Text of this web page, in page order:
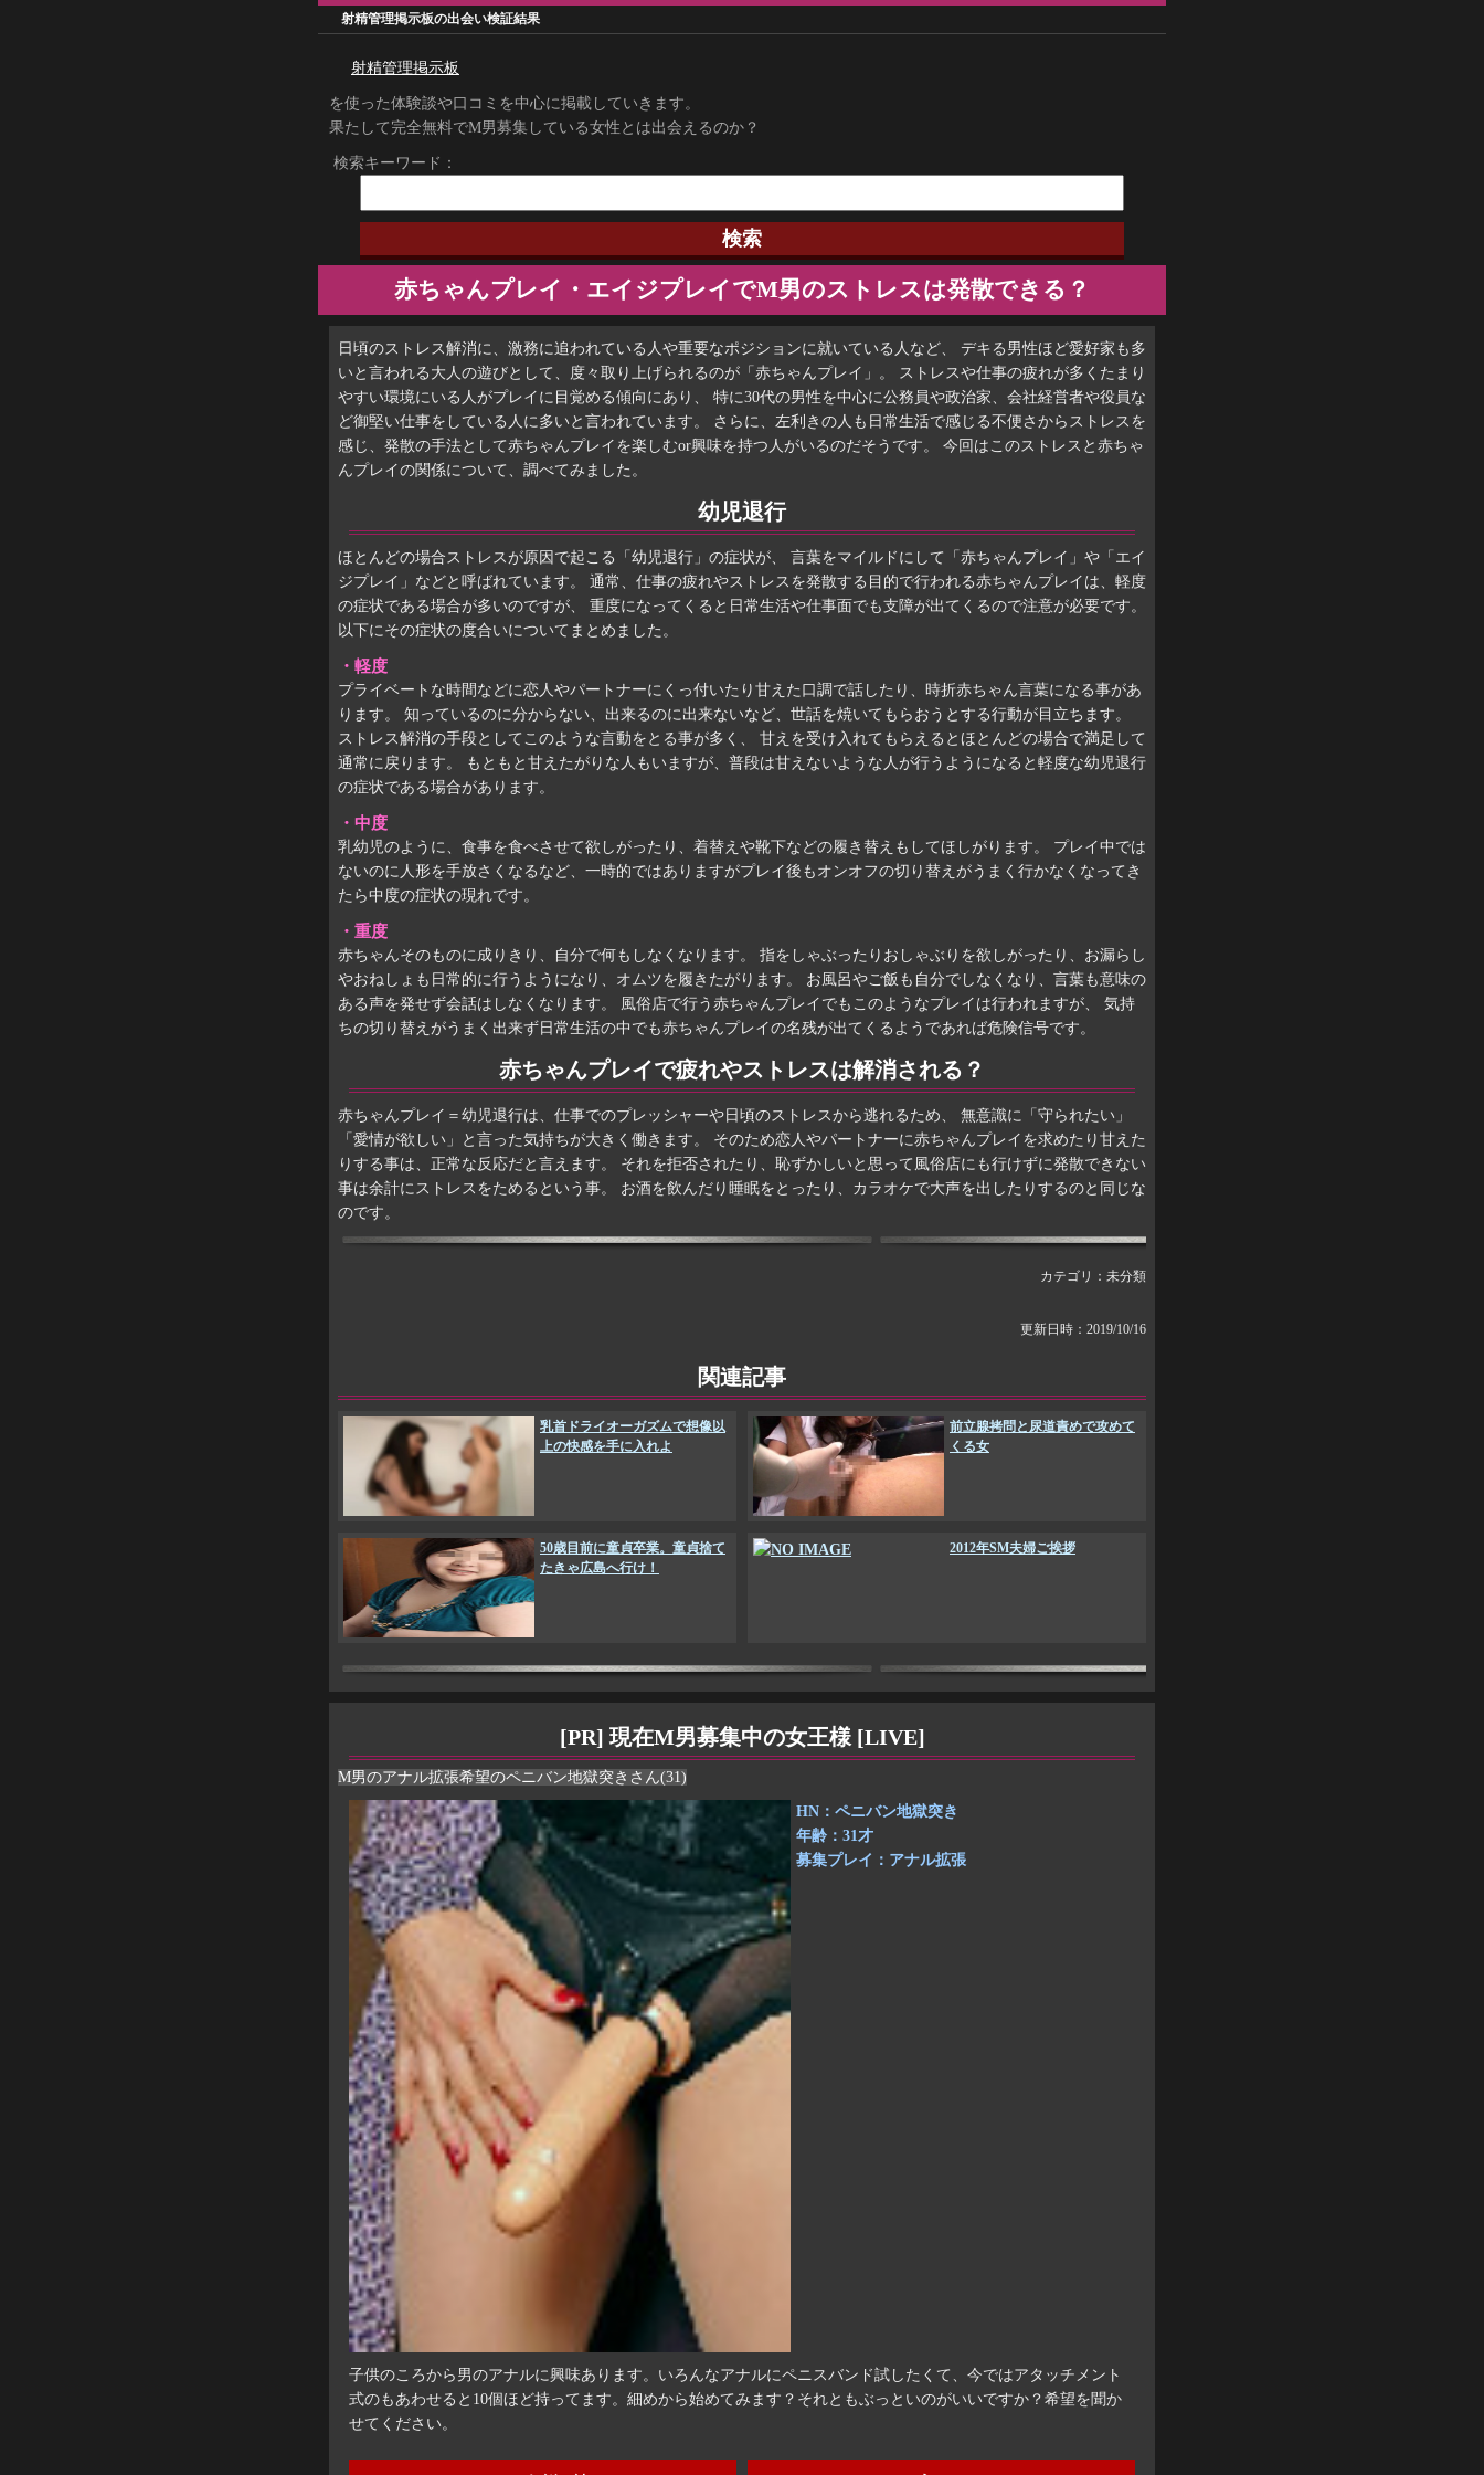
射精管理掲示板の出会い検証結果
射精管理掲示板
を使った体験談や口コミを中心に掲載していきます。
果たして完全無料でM男募集している女性とは出会えるのか？
検索キーワード：
赤ちゃんプレイ・エイジプレイでM男のストレスは発散できる？
日頃のストレス解消に、激務に追われている人や重要なポジションに就いている人など、 デキる男性ほど愛好家も多
いと言われる大人の遊びとして、度々取り上げられるのが「赤ちゃんプレイ」。 ストレスや仕事の疲れが多くたまり
やすい環境にいる人がプレイに目覚める傾向にあり、 特に30代の男性を中心に公務員や政治家、会社経営者や役員な
ど御堅い仕事をしている人に多いと言われています。 さらに、左利きの人も日常生活で感じる不便さからストレスを
感じ、発散の手法として赤ちゃんプレイを楽しむor興味を持つ人がいるのだそうです。 今回はこのストレスと赤ちゃ
んプレイの関係について、調べてみました。
幼児退行
ほとんどの場合ストレスが原因で起こる「幼児退行」の症状が、 言葉をマイルドにして「赤ちゃんプレイ」や「エイ
ジプレイ」などと呼ばれています。 通常、仕事の疲れやストレスを発散する目的で行われる赤ちゃんプレイは、軽度
の症状である場合が多いのですが、 重度になってくると日常生活や仕事面でも支障が出てくるので注意が必要です。
以下にその症状の度合いについてまとめました。
・軽度
プライベートな時間などに恋人やパートナーにくっ付いたり甘えた口調で話したり、時折赤ちゃん言葉になる事があ
ります。 知っているのに分からない、出来るのに出来ないなど、世話を焼いてもらおうとする行動が目立ちます。
ストレス解消の手段としてこのような言動をとる事が多く、 甘えを受け入れてもらえるとほとんどの場合で満足して
通常に戻ります。 もともと甘えたがりな人もいますが、普段は甘えないような人が行うようになると軽度な幼児退行
の症状である場合があります。
・中度
乳幼児のように、食事を食べさせて欲しがったり、着替えや靴下などの履き替えもしてほしがります。 プレイ中では
ないのに人形を手放さくなるなど、一時的ではありますがプレイ後もオンオフの切り替えがうまく行かなくなってき
たら中度の症状の現れです。
・重度
赤ちゃんそのものに成りきり、自分で何もしなくなります。 指をしゃぶったりおしゃぶりを欲しがったり、お漏らし
やおねしょも日常的に行うようになり、オムツを履きたがります。 お風呂やご飯も自分でしなくなり、言葉も意味の
ある声を発せず会話はしなくなります。 風俗店で行う赤ちゃんプレイでもこのようなプレイは行われますが、 気持
ちの切り替えがうまく出来ず日常生活の中でも赤ちゃんプレイの名残が出てくるようであれば危険信号です。
赤ちゃんプレイで疲れやストレスは解消される？
赤ちゃんプレイ＝幼児退行は、仕事でのプレッシャーや日頃のストレスから逃れるため、 無意識に「守られたい」
「愛情が欲しい」と言った気持ちが大きく働きます。 そのため恋人やパートナーに赤ちゃんプレイを求めたり甘えた
りする事は、正常な反応だと言えます。 それを拒否されたり、恥ずかしいと思って風俗店にも行けずに発散できない
事は余計にストレスをためるという事。 お酒を飲んだり睡眠をとったり、カラオケで大声を出したりするのと同じな
のです。
カテゴリ：未分類
更新日時：2019/10/16
関連記事
乳首ドライオーガズムで想像以
上の快感を手に入れよ
前立腺拷問と尿道責めで攻めて
くる女
50歳目前に童貞卒業。童貞捨て
たきゃ広島へ行け！
2012年SM夫婦ご挨拶
現在M男募集中の女王様 [LIVE]
M男のアナル拡張希望のペニバン地獄突きさん(31)
HN：ペニバン地獄突き
年齢：31才
募集プレイ：アナル拡張
子供のころから男のアナルに興味あります。いろんなアナルにペニスバンド試したくて、今ではアタッチメント
式のもあわせると10個ほど持ってます。細めから始めてみます？それともぶっといのがいいですか？希望を聞か
せてください。